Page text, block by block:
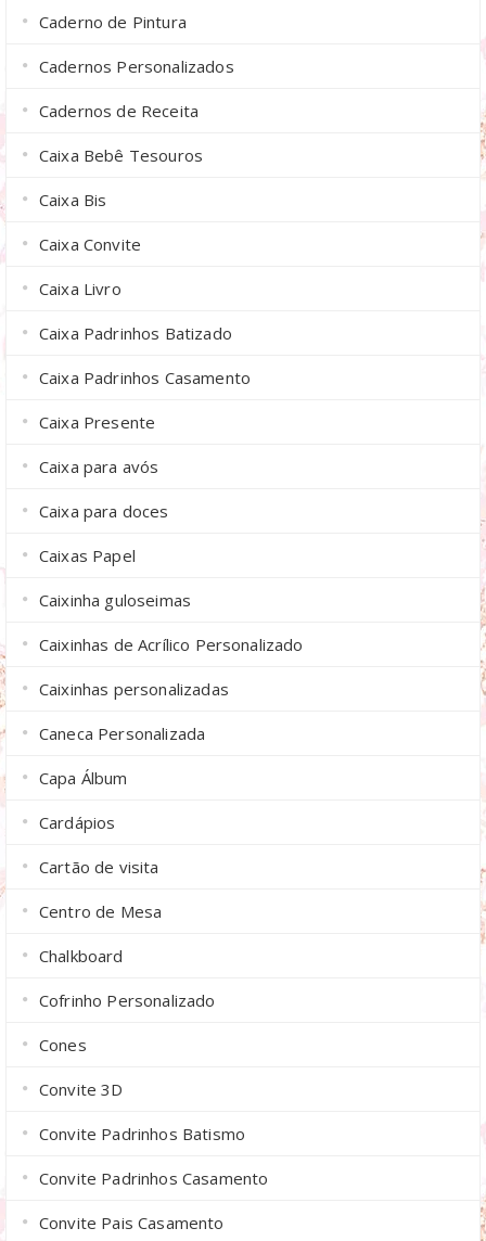
Caderno de Pintura
Cadernos Personalizados
Cadernos de Receita
Caixa Bebê Tesouros
Caixa Bis
Caixa Convite
Caixa Livro
Caixa Padrinhos Batizado
Caixa Padrinhos Casamento
Caixa Presente
Caixa para avós
Caixa para doces
Caixas Papel
Caixinha guloseimas
Caixinhas de Acrílico Personalizado
Caixinhas personalizadas
Caneca Personalizada
Capa Álbum
Cardápios
Cartão de visita
Centro de Mesa
Chalkboard
Cofrinho Personalizado
Cones
Convite 3D
Convite Padrinhos Batismo
Convite Padrinhos Casamento
Convite Pais Casamento